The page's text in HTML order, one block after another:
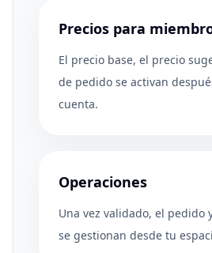
Precios para
El precio base, el precio
de pedido se activan
cuenta.
Operaciones
Una vez validado, el pedido
se gestionan desde tu